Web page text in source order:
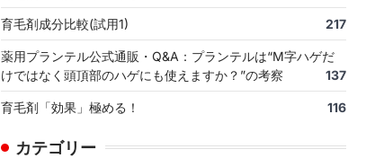
育毛剤成分比較(試用1) 217
薬用プランテル公式通販・Q&A：プランテルは“M字ハゲだ
けではなく頭頂部のハゲにも使えますか？”の考察
137
育毛剤「効果」極める！ 116
カテゴリー